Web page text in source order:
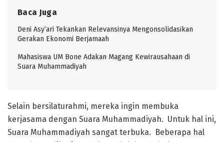
Baca Juga
Deni Asy’ari Tekankan Relevansinya Mengonsolidasikan
Gerakan Ekonomi Berjamaah
Mahasiswa UM Bone Adakan Magang Kewirausahaan di
Suara Muhammadiyah
Selain bersilaturahmi, mereka ingin membuka
kerjasama dengan Suara Muhammadiyah. Untuk hal ini,
Suara Muhammadiyah sangat terbuka. Beberapa hal